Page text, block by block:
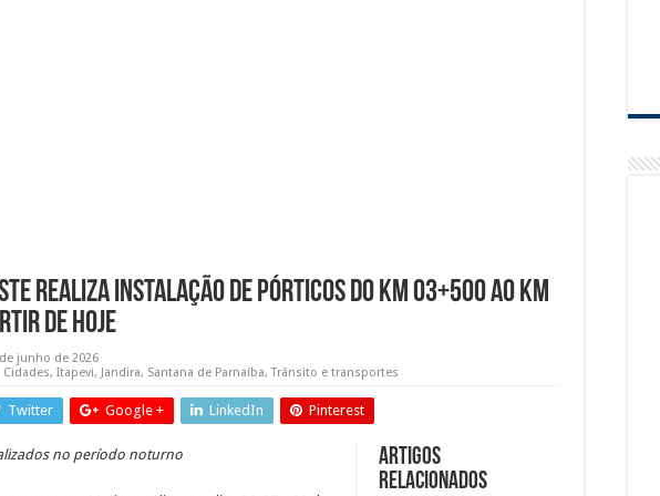
realiza instalação de pórticos do km 03+500 ao km
de hoje
junho de 2026
Cidades, Itapevi, Jandira, Santana de Parnaíba,Trânsito e transportes
Twitter Google + LinkedIn Pinterest
Artigos
relacionados
no período noturno